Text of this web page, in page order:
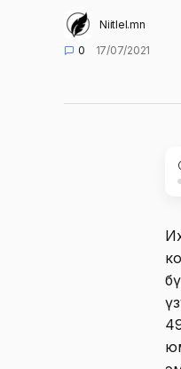
Niitlel.mn
0
17/07/2021